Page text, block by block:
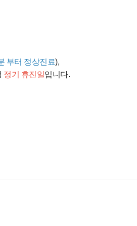
부터 정상진료),
정기 휴진일입니다.